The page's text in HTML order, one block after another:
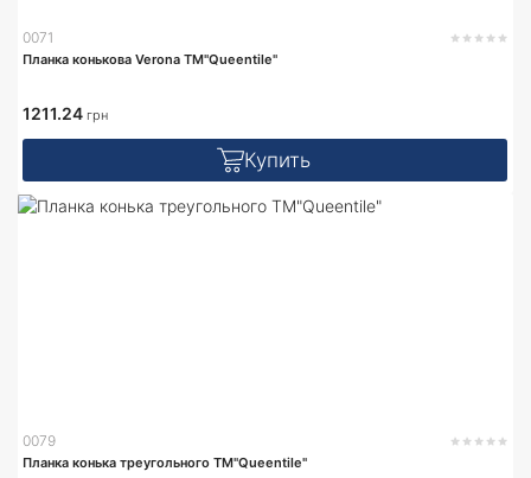
0071
Планка конькова Verona TM"Queentile"
1211.24 грн
Купить
0079
Планка конька треугольного TM"Queentile"